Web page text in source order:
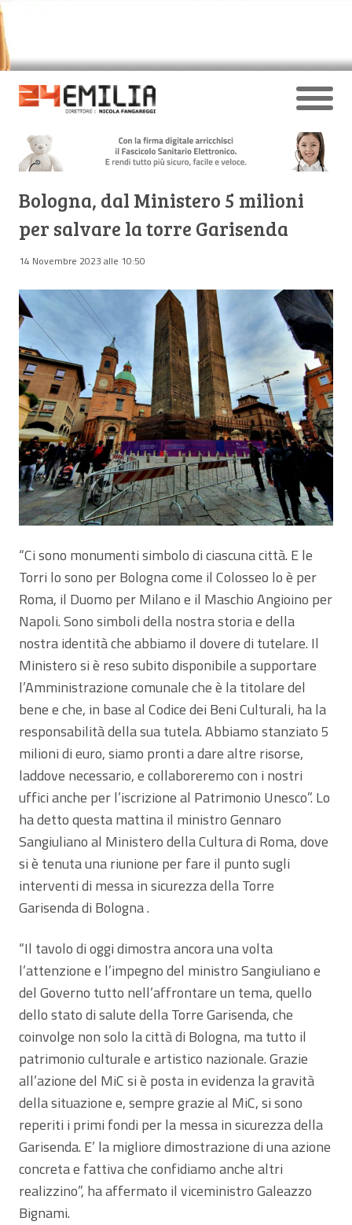
Bologna, dal Ministero 5 milioni
per salvare la torre Garisenda
14 Novembre 2023 alle 10:50
“Ci sono monumenti simbolo di ciascuna città. E le
Torri lo sono per Bologna come il Colosseo lo è per
Roma, il Duomo per Milano e il Maschio Angioino per
Napoli. Sono simboli della nostra storia e della
nostra identità che abbiamo il dovere di tutelare. Il
Ministero si è reso subito disponibile a supportare
l’Amministrazione comunale che è la titolare del
bene e che, in base al Codice dei Beni Culturali, ha la
responsabilità della sua tutela. Abbiamo stanziato 5
milioni di euro, siamo pronti a dare altre risorse,
laddove necessario, e collaboreremo con i nostri
uffici anche per l’iscrizione al Patrimonio Unesco”. Lo
ha detto questa mattina il ministro Gennaro
Sangiuliano al Ministero della Cultura di Roma, dove
si è tenuta una riunione per fare il punto sugli
interventi di messa in sicurezza della Torre
Garisenda di Bologna .
“Il tavolo di oggi dimostra ancora una volta
l’attenzione e l’impegno del ministro Sangiuliano e
del Governo tutto nell’affrontare un tema, quello
dello stato di salute della Torre Garisenda, che
coinvolge non solo la città di Bologna, ma tutto il
patrimonio culturale e artistico nazionale. Grazie
all’azione del MiC si è posta in evidenza la gravità
della situazione e, sempre grazie al MiC, si sono
reperiti i primi fondi per la messa in sicurezza della
Garisenda. E’ la migliore dimostrazione di una azione
concreta e fattiva che confidiamo anche altri
realizzino”, ha affermato il viceministro Galeazzo
Bignami.